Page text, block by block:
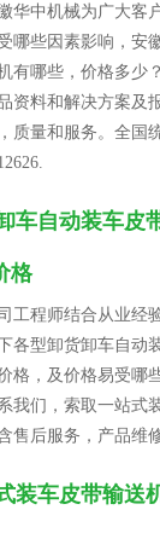
华中机械为广大客
哪些因素影响，安
有哪些，价格多少
资料和解决方案及
质量和服务。全国
车自动装车皮
格
工程师结合从业经
各型卸货卸车自动
格，及价格易受哪
我们，索取一站式
售后服务，产品维
装车皮带输送